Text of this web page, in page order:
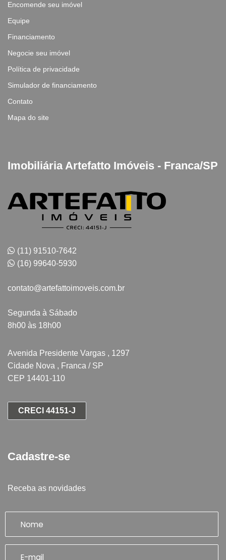
Encomende seu imóvel
Equipe
Financiamento
Negocie seu imóvel
Política de privacidade
Simulador de financiamento
Contato
Mapa do site
Imobiliária Artefatto Imóveis - Franca/SP
(11) 91510-7642
(16) 99640-5930
contato@artefattoimoveis.com.br
Segunda à Sábado
8h00 às 18h00
Avenida Presidente Vargas , 1297
Cidade Nova , Franca / SP
CEP 14401-110
CRECI 44151-J
Cadastre-se
Receba as novidades